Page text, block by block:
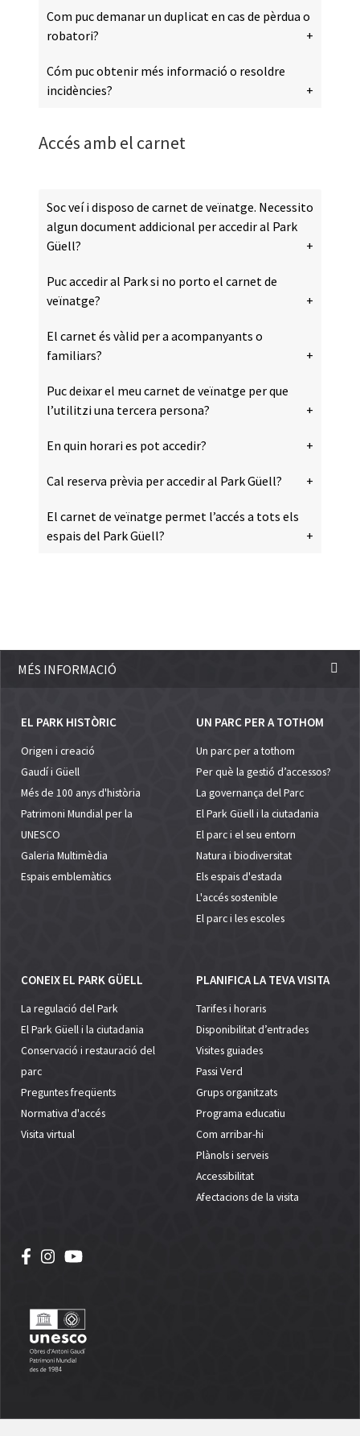
Com puc demanar un duplicat en cas de pèrdua o
robatori?
Cóm puc obtenir més informació o resoldre
incidències?
Accés amb el carnet
Soc veí i disposo de carnet de veïnatge. Necessito
algun document addicional per accedir al Park
Güell?
Puc accedir al Park si no porto el carnet de
veïnatge?
El carnet és vàlid per a acompanyants o
familiars?
Puc deixar el meu carnet de veïnatge per que
l’utilitzi una tercera persona?
En quin horari es pot accedir?
Cal reserva prèvia per accedir al Park Güell?
El carnet de veïnatge permet l’accés a tots els
espais del Park Güell?
MÉS INFORMACIÓ
EL PARK HISTÒRIC
Origen i creació
Gaudí i Güell
Més de 100 anys d'història
Patrimoni Mundial per la
UNESCO
Galeria Multimèdia
Espais emblemàtics
UN PARC PER A TOTHOM
Un parc per a tothom
Per què la gestió d’accessos?
La governança del Parc
El Park Güell i la ciutadania
El parc i el seu entorn
Natura i biodiversitat
Els espais d'estada
L'accés sostenible
El parc i les escoles
CONEIX EL PARK GÜELL
La regulació del Park
El Park Güell i la ciutadania
Conservació i restauració del
parc
Preguntes freqüents
Normativa d'accés
Visita virtual
PLANIFICA LA TEVA VISITA
Tarifes i horaris
Disponibilitat d’entrades
Visites guiades
Passi Verd
Grups organitzats
Programa educatiu
Com arribar-hi
Plànols i serveis
Accessibilitat
Afectacions de la visita